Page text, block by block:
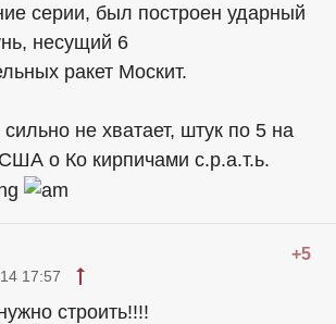
серии, был построен ударный
несущий 6
ракет Москит.
не хватает, штук по 5 на
о Ко кирпичами с.р.а.т.ь.
+5
17:57
строить!!!!